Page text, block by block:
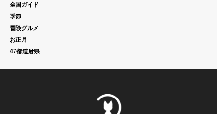
全国ガイド
季節
冒険グルメ
お正月
47都道府県